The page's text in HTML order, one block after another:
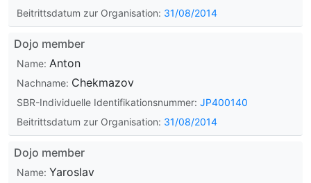
Beitrittsdatum zur Organisation: 31/08/2014
Dojo member
Name: Anton
Nachname: Chekmazov
SBR-Individuelle Identifikationsnummer: JP400140
Beitrittsdatum zur Organisation: 31/08/2014
Dojo member
Name: Yaroslav